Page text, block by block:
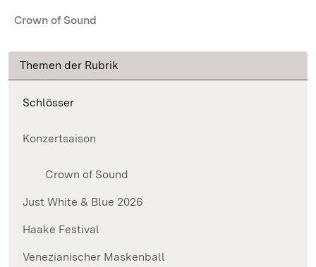
Crown of Sound
Themen der Rubrik
Schlösser
Konzertsaison
Crown of Sound
Just White & Blue 2026
Haake Festival
Venezianischer Maskenball